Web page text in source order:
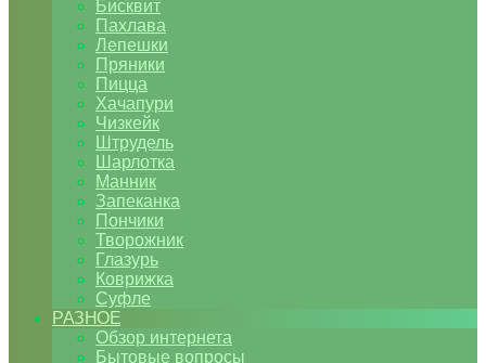
Бисквит
Пахлава
Лепешки
Пряники
Пицца
Хачапури
Чизкейк
Штрудель
Шарлотка
Манник
Запеканка
Пончики
Творожник
Глазурь
Коврижка
Суфле
РАЗНОЕ
Обзор интернета
Бытовые вопросы